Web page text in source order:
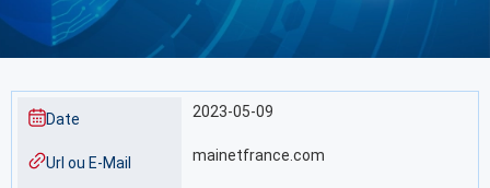
Date 2023-05-09
Url ou E-Mail mainetfrance.com